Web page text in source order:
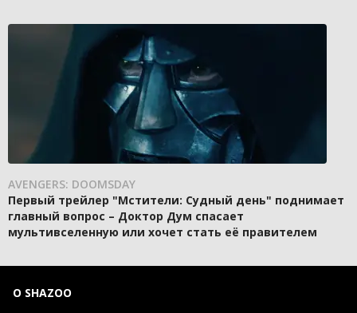
AVENGERS: DOOMSDAY
Первый трейлер "Мстители: Судный день" поднимает
главный вопрос – Доктор Дум спасает
мультивселенную или хочет стать её правителем
О SHAZOO